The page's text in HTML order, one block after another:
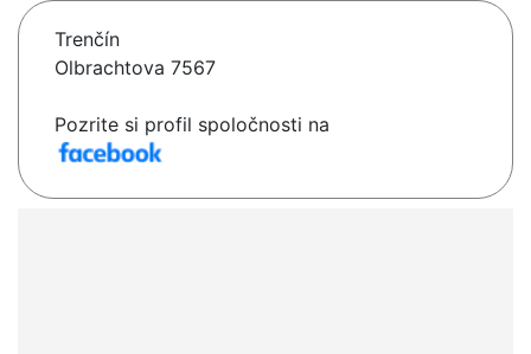
Trenčín
Olbrachtova 7567
Pozrite si profil spoločnosti na